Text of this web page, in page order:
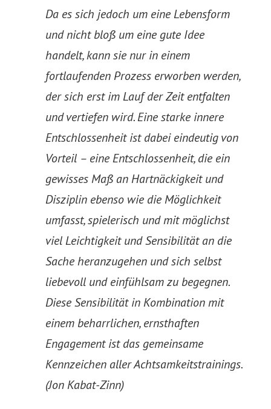
Da es sich jedoch um eine Lebensform
und nicht bloß um eine gute Idee
handelt, kann sie nur in einem
fortlaufenden Prozess erworben werden,
der sich erst im Lauf der Zeit entfalten
und vertiefen wird. Eine starke innere
Entschlossenheit ist dabei eindeutig von
Vorteil – eine Entschlossenheit, die ein
gewisses Maß an Hartnäckigkeit und
Disziplin ebenso wie die Möglichkeit
umfasst, spielerisch und mit möglichst
viel Leichtigkeit und Sensibilität an die
Sache heranzugehen und sich selbst
liebevoll und einfühlsam zu begegnen.
Diese Sensibilität in Kombination mit
einem beharrlichen, ernsthaften
Engagement ist das gemeinsame
Kennzeichen aller Achtsamkeitstrainings.
(Jon Kabat-Zinn)